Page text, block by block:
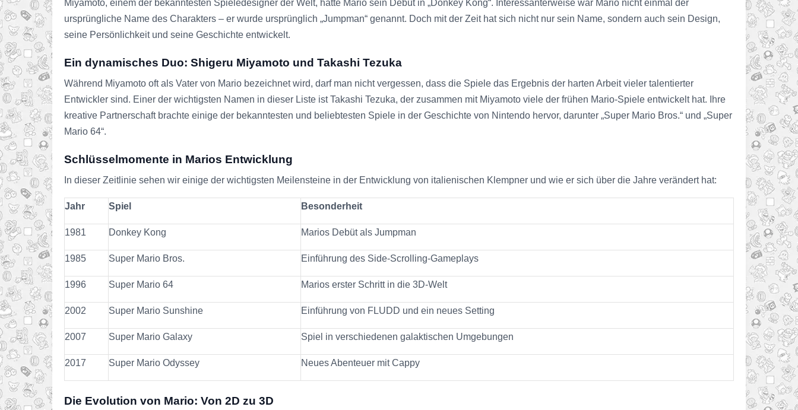
Miyamoto, einem der bekanntesten Spieledesigner der Welt, hatte Mario sein Debüt in „Donkey Kong“. Interessanterweise war Mario nicht einmal der
ursprüngliche Name des Charakters – er wurde ursprünglich „Jumpman“ genannt. Doch mit der Zeit hat sich nicht nur sein Name, sondern auch sein Design,
seine Persönlichkeit und seine Geschichte entwickelt.
Ein dynamisches Duo: Shigeru Miyamoto und Takashi Tezuka
Während Miyamoto oft als Vater von Mario bezeichnet wird, darf man nicht vergessen, dass die Spiele das Ergebnis der harten Arbeit vieler talentierter
Entwickler sind. Einer der wichtigsten Namen in dieser Liste ist Takashi Tezuka, der zusammen mit Miyamoto viele der frühen Mario-Spiele entwickelt hat. Ihre
kreative Partnerschaft brachte einige der bekanntesten und beliebtesten Spiele in der Geschichte von Nintendo hervor, darunter „Super Mario Bros.“ und „Super
Mario 64“.
Schlüsselmomente in Marios Entwicklung
In dieser Zeitlinie sehen wir einige der wichtigsten Meilensteine in der Entwicklung von italienischen Klempner und wie er sich über die Jahre verändert hat:
Jahr Spiel Besonderheit
1981 Donkey Kong Marios Debüt als Jumpman
1985 Super Mario Bros. Einführung des Side-Scrolling-Gameplays
1996 Super Mario 64 Marios erster Schritt in die 3D-Welt
2002 Super Mario Sunshine Einführung von FLUDD und ein neues Setting
2007 Super Mario Galaxy Spiel in verschiedenen galaktischen Umgebungen
2017 Super Mario Odyssey Neues Abenteuer mit Cappy
Die Evolution von Mario: Von 2D zu 3D